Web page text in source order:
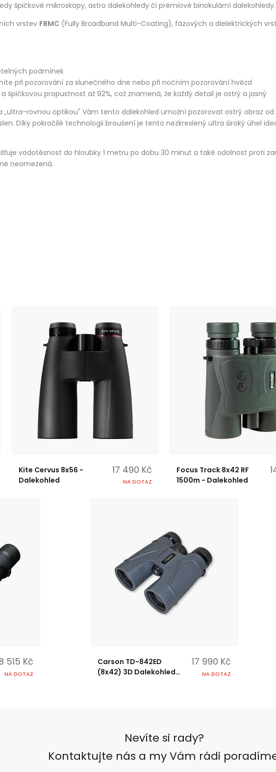
špičkové mikroskopy, astro dalekohledy či prémiové binokulární dalekohledy.
vrstev FBMC (Fully Broadband Multi-Coating), fázových a dielektrických
podmínek
při pozorování za slunečného dne nebo při nočním pozorování hvězd
špičkovou propustnost až 92%, což znamená, že každý detail je ostrý a jasný
„ultra-rovnou optikou" Vám tento dalekohled umožní pozorovat ostrý obraz
Díky pokročilé technologii broušení je tento nezkreslený ultra široký úhel
vodotěsnost do hloubky 1 metru po dobu 30 minut a také odolnost proti
neomezená.
Kite Cervus 8x56 -
Dalekohled
17 490 Kč
NA DOTAZ
Focus Track 8x42 RF
1500m - Dalekohled
515 Kč
NA DOTAZ
Carson TD-842ED
(8x42) 3D Dalekohled
17 990 Kč
NA DOTAZ
Nevíte si rady?
Kontaktujte nás a my Vám rádi